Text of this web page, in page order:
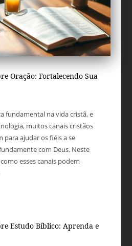
Oração: Fortalecendo Sua
fundamental na vida cristã, e
muitos canais cristãos
para ajudar os fiéis a se
com Deus. Neste
esses canais podem
Estudo Bíblico: Aprenda e